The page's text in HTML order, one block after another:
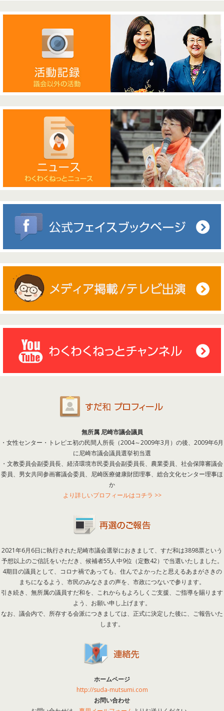
無所属 尼崎市議会議員
・女性センター・トレピエ初の民間人所長（2004～2009年3月）の後、2009年6月
に尼崎市議会議員選挙初当選
・文教委員会副委員長、経済環境市民委員会副委員長、農業委員、社会保障審議会
委員、男女共同参画審議会委員、尼崎医療健康財団理事、総合文化センター理事ほ
か
より詳しいプロフィールはコチラ >>
2021年6月6日に執行された尼崎市議会選挙におきまして、すだ和は3898票という
予想以上のご信託をいただき、候補者55人中9位（定数42）で当選いたしました。
4期目の議員として、コロナ禍であっても、住んでよかったと思えるあまがさきの
まちになるよう、市民のみなさまの声を、市政につないで参ります。
引き続き、無所属の議員すだ和を、これからもよろしくご支援、ご指導を賜ります
よう、お願い申し上げます。
なお、議会内で、所存する会派につきましては、正式に決定した後に、ご報告いた
します。
ホームページ
http://suda-mutsumi.com
お問い合わせ